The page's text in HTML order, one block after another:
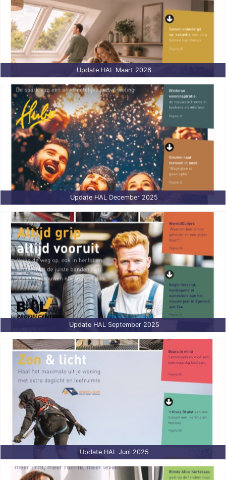
Update HAL Maart 2026
Update HAL December 2025
Update HAL September 2025
Update HAL Juni 2025